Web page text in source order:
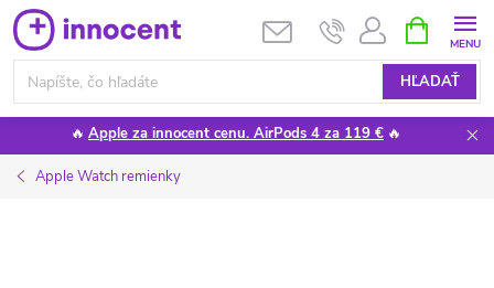
Prejsť
na
obsah
HĽADAŤ
KOŠÍK
🔥 Apple za innocent cenu. AirPods 4 za 119 € 🔥
Apple Watch remienky